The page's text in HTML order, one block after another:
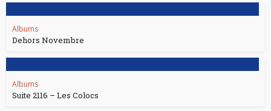
Albums
Dehors Novembre
Albums
Suite 2116 – Les Colocs